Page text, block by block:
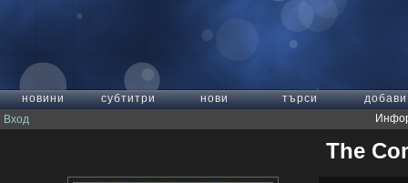
новини субтитри нови търси
добави
Вход
The